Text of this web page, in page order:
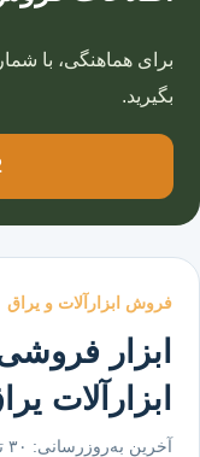
فروش ابزارآلات و یراق
ابزار
ابزارآلات
آخرین به‌روزرسانی: ۳۰ تیر ۱۴۰۵
برای هماهنگی، با
بگیرید.